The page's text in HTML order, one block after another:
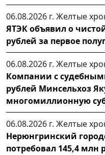
06.08.2026 г. Желтые
ЯТЭК объявил о
рублей за первое
06.08.2026 г. Желтые
Компании с
рублей Минсельхоз
многомиллионную
06.08.2026 г. Желтые
Нерюнгринский
потребовал 145,4